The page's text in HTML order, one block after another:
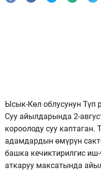
Ысык-Көл облусунун Түп
Суу айылдарында 2-
короолоду суу каптаган.
адамдардын өмүрүн
башка кечиктирилгис
аткаруу максатында